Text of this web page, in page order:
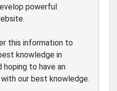
powerful
this information to
knowledge in
to have an
our best knowledge.